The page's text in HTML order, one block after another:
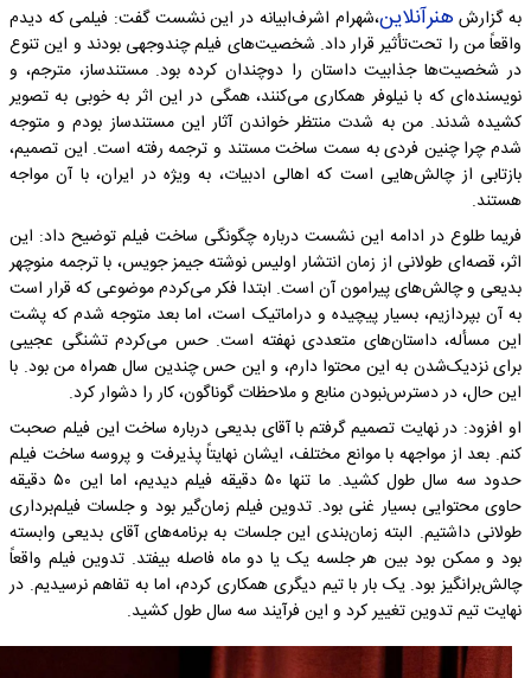
به گزارش هنرآنلاین،شهرام اشرف‌ابیانه در این نشست گفت: فیلمی که دیدم
واقعاً من را تحت‌تأثیر قرار داد. شخصیت‌های فیلم چندوجهی بودند و این تنوع
در شخصیت‌ها جذابیت داستان را دوچندان کرده بود. مستندساز، مترجم، و
نویسنده‌ای که با نیلوفر همکاری می‌کنند، همگی در این اثر به خوبی به تصویر
کشیده شدند. من به شدت منتظر خواندن آثار این مستندساز بودم و متوجه
شدم چرا چنین فردی به سمت ساخت مستند و ترجمه رفته است. این تصمیم،
بازتابی از چالش‌هایی است که اهالی ادبیات، به ویژه در ایران، با آن مواجه
هستند.
فریما طلوع در ادامه این نشست درباره چگونگی ساخت فیلم توضیح داد: این
اثر، قصه‌ای طولانی از زمان انتشار اولیس نوشته جیمز جویس، با ترجمه منوچهر
بدیعی و چالش‌های پیرامون آن است. ابتدا فکر می‌کردم موضوعی که قرار است
به آن بپردازیم، بسیار پیچیده و دراماتیک است، اما بعد متوجه شدم که پشت
این مسأله، داستان‌های متعددی نهفته است. حس می‌کردم تشنگی عجیبی
برای نزدیک‌شدن به این محتوا دارم، و این حس چندین سال همراه من بود. با
این حال، در دسترس‌نبودن منابع و ملاحظات گوناگون، کار را دشوار کرد.
او افزود: در نهایت تصمیم گرفتم با آقای بدیعی درباره ساخت این فیلم صحبت
کنم. بعد از مواجهه با موانع مختلف، ایشان نهایتاً پذیرفت و پروسه ساخت فیلم
حدود سه سال طول کشید. ما تنها ۵۰ دقیقه فیلم دیدیم، اما این ۵۰ دقیقه
حاوی محتوایی بسیار غنی‌ بود. تدوین فیلم زمان‌گیر بود و جلسات فیلم‌برداری
طولانی داشتیم. البته زمان‌بندی این جلسات به برنامه‌های آقای بدیعی وابسته
بود و ممکن بود بین هر جلسه یک یا دو ماه فاصله بیفتد. تدوین فیلم واقعاً
چالش‌برانگیز بود. یک بار با تیم دیگری همکاری کردم، اما به تفاهم نرسیدیم. در
نهایت تیم تدوین تغییر کرد و این فرآیند سه سال طول کشید.